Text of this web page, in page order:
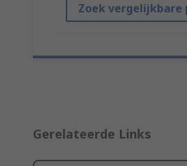
Zoek vergelijkbare
Gerelateerde Links